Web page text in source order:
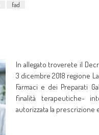
fad
In allegato troverete il
3 dicembre 2018 regione
Farmaci e dei Preparati
finalità terapeutiche-
autorizzata la prescrizione